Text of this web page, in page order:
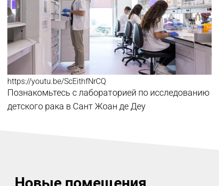
https://youtu.be/ScEithfNrCQ
Познакомьтесь с лабораторией по исследованию
детского рака в Сант Жоан де Деу